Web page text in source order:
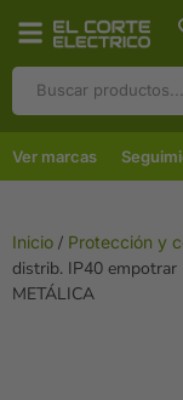
Ver marcas
Inicio / Protección y
distrib. IP40 empotrar
METÁLICA